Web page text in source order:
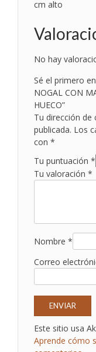
cm alto
No hay
Sé el primero
NOGAL CON
HUECO”
Tu dirección
publicada. Los
con*
Tu puntuación*
Tu valoración*
Nombre*
Correo
Este sitio usa
Aprende cómo